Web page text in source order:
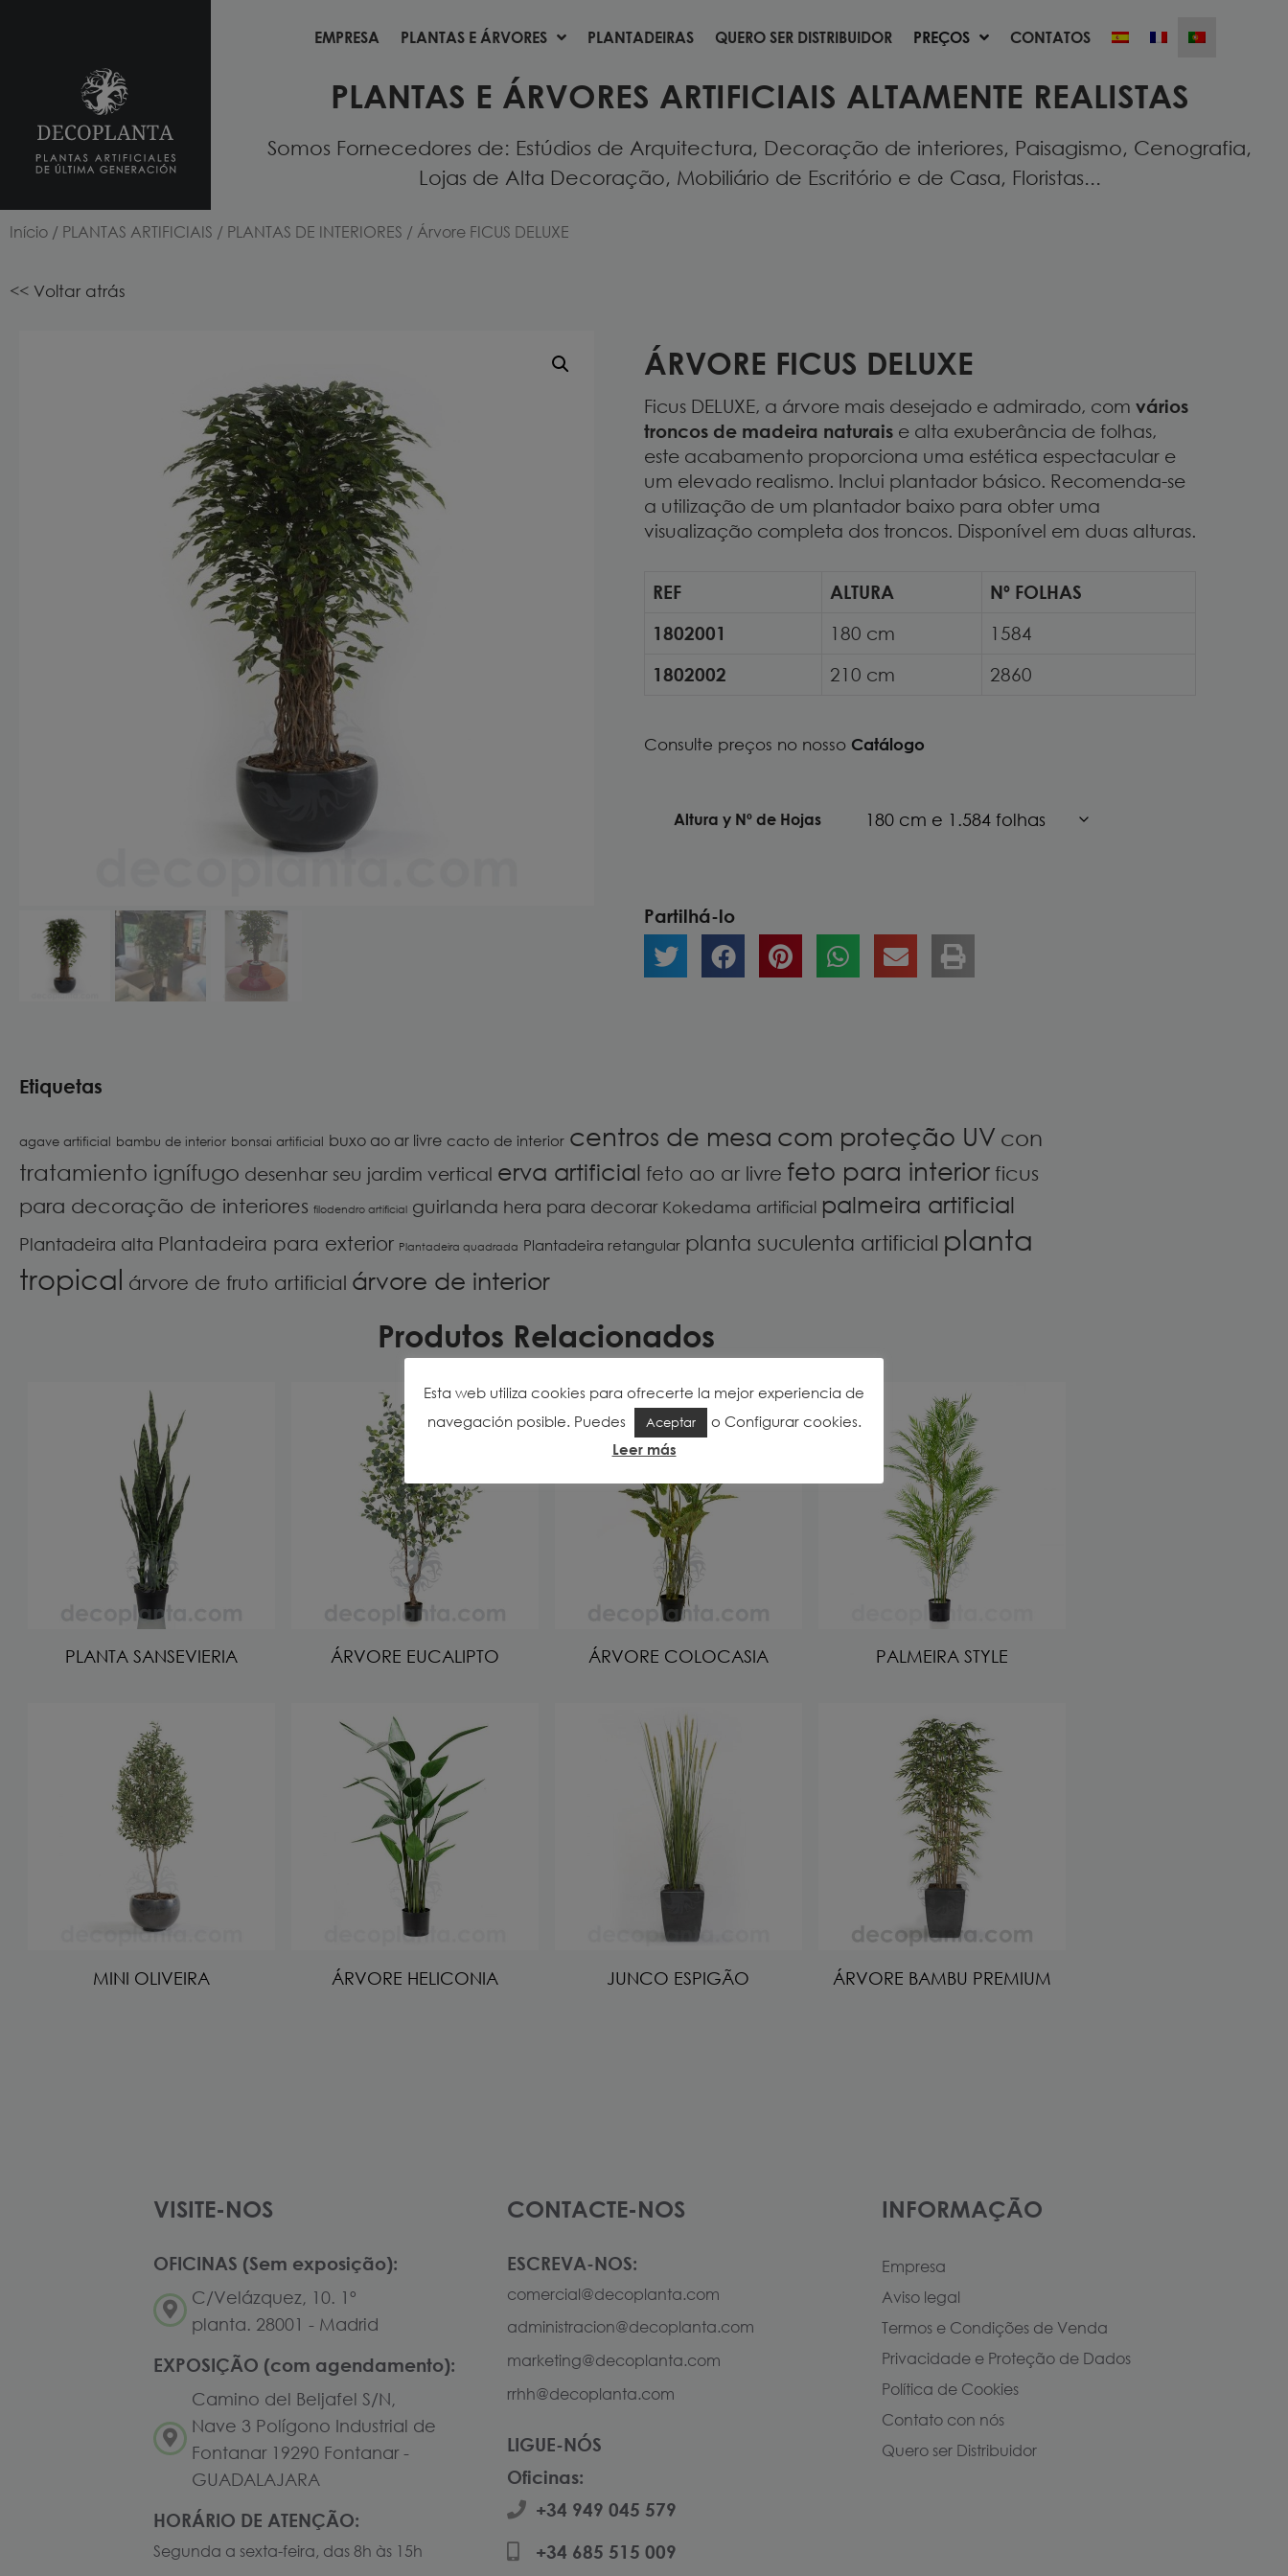
EMPRESA PLANTAS E ÁRVORES PLANTADEIRAS QUERO SER DISTRIBUIDOR PREÇOS CONTATOS
EMPRESA PLANTAS E ÁRVORES PLANTADEIRAS QUERO SER DISTRIBUIDOR PREÇOS CONTATOS
PLANTAS E ÁRVORES ARTIFICIAIS ALTAMENTE REALISTAS
Somos Fornecedores de: Estúdios de Arquitectura, Decoração de interiores, Paisagismo, Cenografia,
Lojas de Alta Decoração, Mobiliário de Escritório e de Casa, Floristas...
Início / PLANTAS ARTIFICIAIS / PLANTAS DE INTERIORES / Árvore FICUS DELUXE
<< Voltar atrás
ÁRVORE FICUS DELUXE
Ficus DELUXE, a árvore mais desejado e admirado, com vários
troncos de madeira naturais e alta exuberância de folhas,
este acabamento proporciona uma estética espectacular e
um elevado realismo. Inclui plantador básico. Recomenda-se
a utilização de um plantador baixo para obter uma
visualização completa dos troncos. Disponível em duas alturas.
REF ALTURA
Nº FOLHAS
1802001
180 cm
1584
1802002
210 cm 2860
Consulte preços no nosso Catálogo
Altura y Nº de Hojas
Partilhá-lo
Etiquetas
agave artificial bambu de interior bonsai artificial buxo ao ar livre cacto de interior centros de mesa com proteção UV con
tratamiento ignífugo desenhar seu jardim vertical erva artificial feto ao ar livre feto para interior ficus
para decoração de interiores filodendro artificial guirlanda hera para decorar Kokedama artificial palmeira artificial
Plantadeira alta Plantadeira para exterior Plantadeira quadrada Plantadeira retangular planta suculenta artificial planta
tropical árvore de fruto artificial árvore de interior
Produtos Relacionados
PLANTA SANSEVIERIA ÁRVORE EUCALIPTO ÁRVORE COLOCASIA PALMEIRA STYLE
MINI OLIVEIRA ÁRVORE HELICONIA JUNCO ESPIGÃO ÁRVORE BAMBU PREMIUM
VISITE-NOS
OFICINAS (Sem exposição):
C/Velázquez, 10. 1º
planta. 28001 - Madrid
EXPOSIÇÃO (com agendamento):
Camino del Beljafel S/N,
Nave 3 Polígono Industrial de
Fontanar 19290 Fontanar -
GUADALAJARA
HORÁRIO DE ATENÇÃO:
Segunda a sexta-feira, das 8h às 15h
CONTACTE-NOS
ESCREVA-NOS:
comercial@decoplanta.com
administracion@decoplanta.com
marketing@decoplanta.com
rrhh@decoplanta.com
LIGUE-NÓS
Oficinas:
+34 949 045 579
+34 685 515 009
INFORMAÇÃO
Empresa
Aviso legal
Termos e Condições de Venda
Privacidade e Proteção de Dados
Política de Cookies
Contato con nós
Quero ser Distribuidor
Esta web utiliza cookies para ofrecerte la mejor experiencia de
navegación posible. Puedes
Aceptar o Configurar cookies.
Leer más